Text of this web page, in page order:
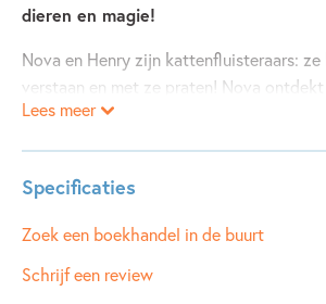
dieren en magie!
Nova en Henry zijn kattenfluisteraars:
verstaan en met ze praten! Nova
Fergus alle andere katten het leven zuur
niet. In het diepste geheim gaan Nova en
naar de verdwenen bedels. Maar Fergus
de magische voorwerpen in handen te
Lees meer
Specificaties
Leeftijdsindicatie: 9 - 12 jaar
ISBN:
9789025889364
Zoek een boekhandel in de buurt
Schrijf een review